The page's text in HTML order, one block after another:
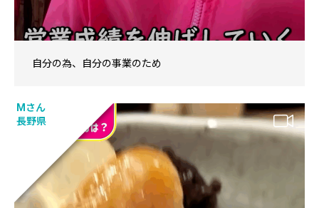
自分の為、自分の事業のため
Mさん
長野県